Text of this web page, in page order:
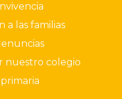
a las familias
nuestro colegio